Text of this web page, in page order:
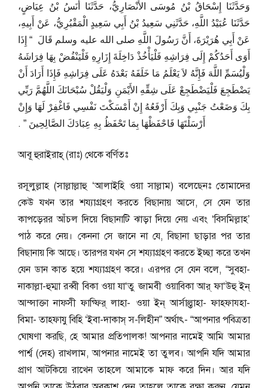
وَحَدَّثَنَا إِسْحَاقُ بْنُ مُوسَى الأَنْصَارِيُّ، حَدَّثَنَا أَنَسُ بْنُ عِيَاضٍ،
حَدَّثَنَا عُبَيْدُ اللَّهِ، حَدَّثَنِي سَعِيدُ بْنُ أَبِي سَعِيدٍ الْمَقْبُرِيُّ، عَنْ أَبِيهِ،
عَنْ أَبِي هُرَيْرَةَ، أَنَّ رَسُولَ اللَّهِ صلى الله عليه وسلم قَالَ ‏ “‏ إِذَا
أَوَى أَحَدُكُمْ إِلَى فِرَاشِهِ فَلْيَأْخُذْ دَاخِلَةَ إِزَارِهِ فَلْيَنْفُضْ بِهَا فِرَاشَهُ
وَلْيُسَمِّ اللَّهَ فَإِنَّهُ لاَ يَعْلَمُ مَا خَلَفَهُ بَعْدَهُ عَلَى فِرَاشِهِ فَإِذَا أَرَادَ أَنْ
يَضْطَجِعَ فَلْيَضْطَجِعْ عَلَى شِقِّهِ الأَيْمَنِ وَلْيَقُلْ سُبْحَانَكَ اللَّهُمَّ رَبِّي
بِكَ وَضَعْتُ جَنْبِي وَبِكَ أَرْفَعُهُ إِنْ أَمْسَكْتَ نَفْسِي فَاغْفِرْ لَهَا وَإِنْ
أَرْسَلْتَهَا فَاحْفَظْهَا بِمَا تَحْفَظُ بِهِ عِبَادَكَ الصَّالِحِينَ ‏”‏ ‏.‏
আবূ হুরাইরাহ্ (রাঃ) থেকে বর্ণিতঃ
রসূলুল্লাহ (সাল্লাল্লাহু ‘আলাইহি ওয়া সাল্লাম) বলেছেনঃ তোমাদের
কেউ যখন তার শয্যাগ্রহণ করতে বিছানায় আসে, সে যেন তার
কাপড়েরর আঁচল দিয়ে বিছানাটি ঝাড়া দিয়ে নেয় এবং ‘বিসমিল্লাহ’
পাঠ করে নেয়। কেননা সে জানে না যে, বিছানা ছাড়ার পর তার
বিছানায় কি আছে। তারপর যখন সে শয্যাগ্রহণ করতে ইচ্ছা করে তখন
যেন ডান কাত হয়ে শয্যাগ্রহণ করে। এরপর সে যেন বলে, “সুবহা-
নাকাল্লা-হুম্মা রব্বী বিকা ওয়া যা‘তু জামবী ওয়াবিকা আর্ ফা‘উহু ইন্
আম্সাক্তা নাফ্সী ফাগ্ফির্ লাহা- ওয়া ইন্ আর্সাল্তাহা- ফাহ্ফায্হা-
বিমা- তাহ্ফাযু বিহি ‘ইবা-দাকাস্ স-লিহীন” অর্থাৎ- “আপনার পবিত্রতা
ঘোষণা করছি, হে আমার প্রতিপালক! আপনার নামেই আমি আমার
পার্শ্ব (দেহ) রাখলাম, আপনার নামেই তা তুলব। আপনি যদি আমার
প্রাণ আটকিয়ে রাখেন তাহলে আমাকে মাফ করে দিন। আর যদি